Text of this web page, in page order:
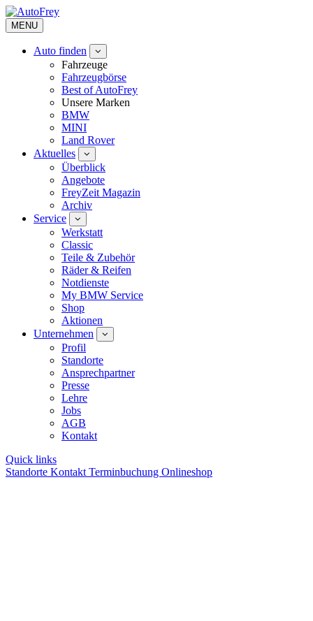
MENU
Auto finden
Fahrzeuge
Fahrzeugbörse
Best of AutoFrey
Unsere Marken
BMW
MINI
Land Rover
Aktuelles
Überblick
Angebote
FreyZeit Magazin
Archiv
Service
Werkstatt
Classic
Teile & Zubehör
Räder & Reifen
Notdienste
My BMW Service
Shop
Aktionen
Unternehmen
Profil
Standorte
Ansprechpartner
Presse
Lehre
Jobs
AGB
Kontakt
Quick links
Standorte Kontakt Terminbuchung Onlineshop